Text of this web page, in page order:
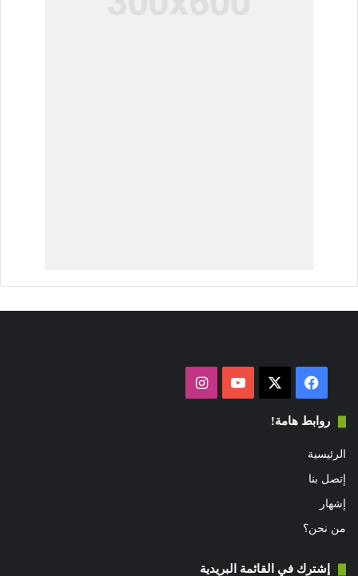
فيسبوك ‫YouTubeانستقرام
روابط هامة!
الرئيسية
إتصل بنا
إشهار
من نحن؟
إشترك في القائمة البريدية